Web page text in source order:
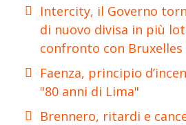
Intercity, il Governo
di nuovo divisa in più
confronto con Bruxelles
Faenza, principio
"80 anni di Lima"
Brennero, ritardi e